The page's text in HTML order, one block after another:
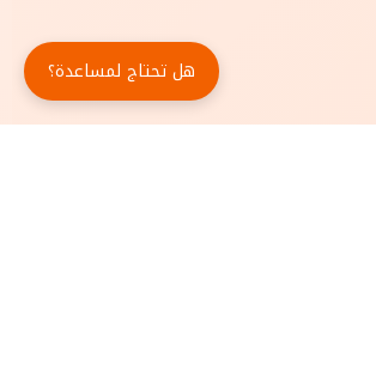
هل تحتاج لمساعدة؟